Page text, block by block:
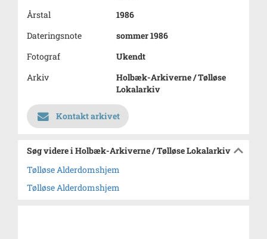
Årstal
1986
Dateringsnote
sommer 1986
Fotograf
Ukendt
Arkiv
Holbæk-Arkiverne / Tølløse
Lokalarkiv
Kontakt arkivet
Søg videre i Holbæk-Arkiverne / Tølløse Lokalarkiv
Tølløse Alderdomshjem
Tølløse Alderdomshjem